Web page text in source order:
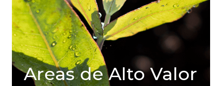
Areas de Alto Valor